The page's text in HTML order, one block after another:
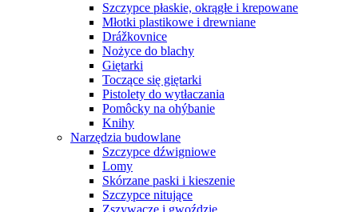
Szczypce płaskie, okrągłe i krepowane
Młotki plastikowe i drewniane
Drážkovnice
Nożyce do blachy
Giętarki
Toczące się giętarki
Pistolety do wytłaczania
Pomôcky na ohýbanie
Knihy
Narzędzia budowlane
Szczypce dźwigniowe
Lomy
Skórzane paski i kieszenie
Szczypce nitujące
Zszywacze i gwoździe